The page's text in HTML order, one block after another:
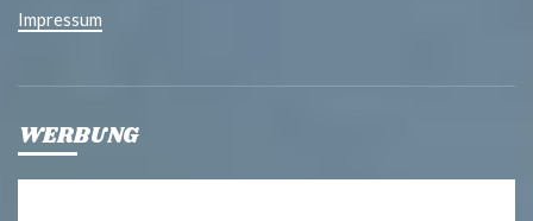
Impressum
WERBUNG